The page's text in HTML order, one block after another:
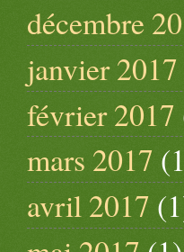
décembre
janvier 2017
février 2017
mars 2017
avril 2017